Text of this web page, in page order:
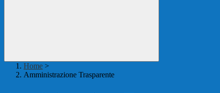
Home >
Amministrazione Trasparente